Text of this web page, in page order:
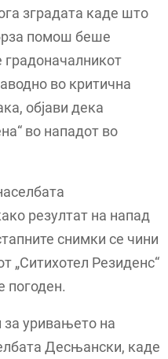
зградата каде што
помош беше
градоначалникот
во критична
објави дека
во нападот во
резултат на напад
снимки се чини
„Ситихотел Резиденс“
погоден.
за уривањето на
Десњански, каде